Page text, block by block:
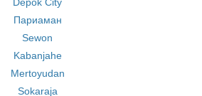
Париаман
Sewon
Kabanjahe
Mertoyudan
Sokaraja